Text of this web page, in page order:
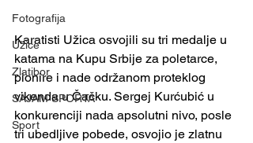
Fotografija
Užice
Zlatibor
SAJAM SPORTA
Sport
Karatisti Užica osvojili su tri medalje u
katama na Kupu Srbije za poletarce,
pionire i nade održanom proteklog
vikenda u Čačku. Sergej Kurćubić u
konkurenciji nada apsolutni nivo, posle
tri ubedljive pobede, osvojio je zlatnu